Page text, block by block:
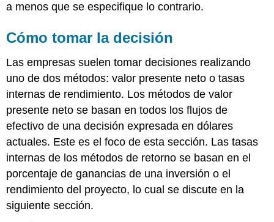
a menos que se especifique lo contrario.
Cómo tomar la decisión
Las empresas suelen tomar decisiones realizando
uno de dos métodos: valor presente neto o tasas
internas de rendimiento. Los métodos de valor
presente neto se basan en todos los flujos de
efectivo de una decisión expresada en dólares
actuales. Este es el foco de esta sección. Las tasas
internas de los métodos de retorno se basan en el
porcentaje de ganancias de una inversión o el
rendimiento del proyecto, lo cual se discute en la
siguiente sección.